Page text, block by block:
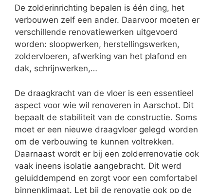
De zolderinrichting bepalen is één ding, het
verbouwen zelf een ander. Daarvoor moeten er
verschillende renovatiewerken uitgevoerd
worden: sloopwerken, herstellingswerken,
zoldervloeren, afwerking van het plafond en
dak, schrijnwerken,…
De draagkracht van de vloer is een essentieel
aspect voor wie wil renoveren in Aarschot. Dit
bepaalt de stabiliteit van de constructie. Soms
moet er een nieuwe draagvloer gelegd worden
om de verbouwing te kunnen voltrekken.
Daarnaast wordt er bij een zolderrenovatie ook
vaak ineens isolatie aangebracht. Dit werd
geluiddempend en zorgt voor een comfortabel
binnenklimaat. Let bij de renovatie ook op de